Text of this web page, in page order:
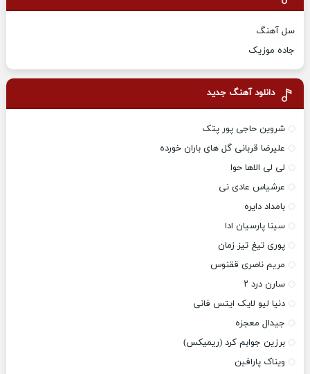
سل آهنگ
جاده موزیک
دانلود آهنگ جدید
شروین حاجی پور پتک
علیرضا قربانی گل های باران خورده
لی لی الاها حوا
عرشیاس عادی نی
بامداد دایره
سینا پارسیان ادا
پوری تیغ تیز زمان
مریم ناصری ققنوس
سارن درد ۲
دنیا لیو لایک ایتس فانی
جیدال معجزه
برزین جوابم کرد (ریمیکس)
ویناک پارافین